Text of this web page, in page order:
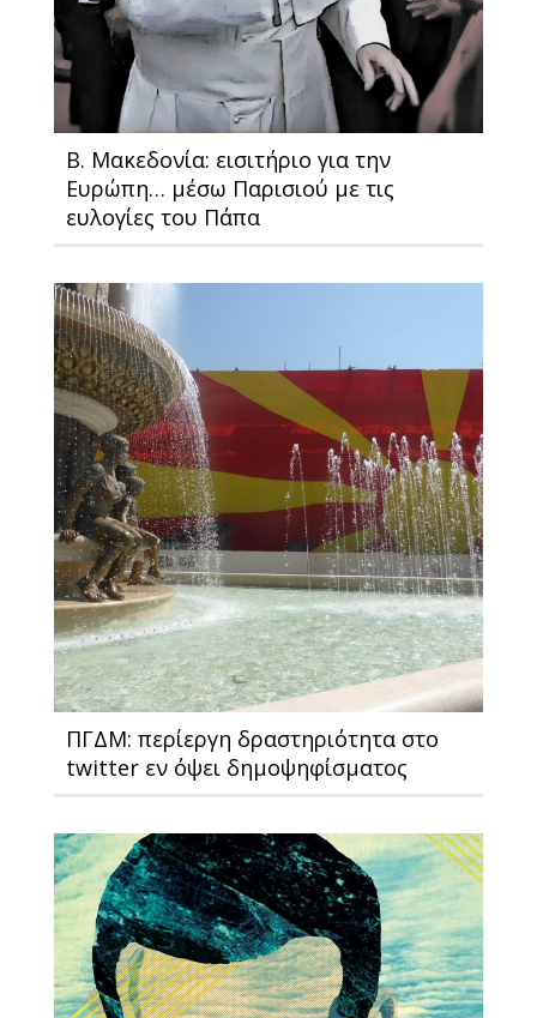
Β. Μακεδονία: εισιτήριο για την
Ευρώπη… μέσω Παρισιού με τις
ευλογίες του Πάπα
ΠΓΔΜ: περίεργη δραστηριότητα στο
twitter εν όψει δημοψηφίσματος